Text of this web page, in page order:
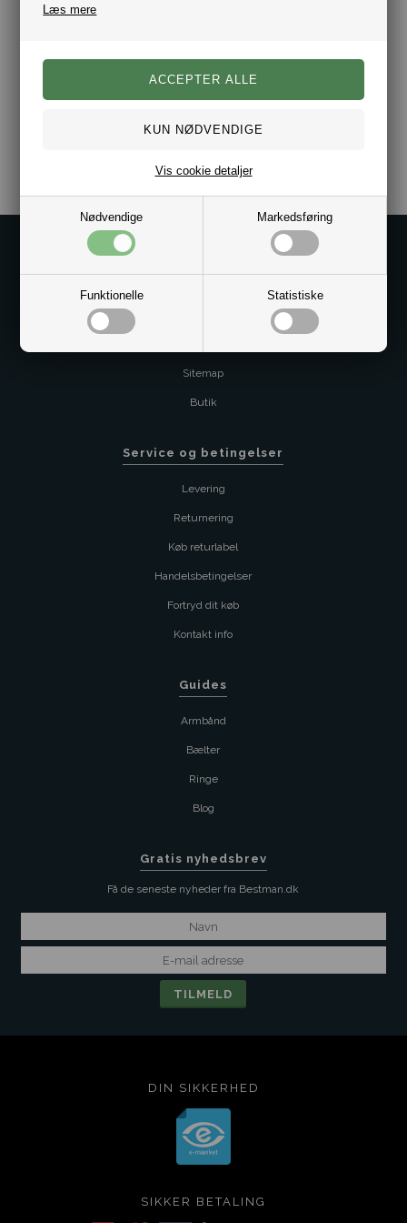
Læs mere
Nødvendige Markedsføring
Funktionelle Statistiske
Vis cookie detaljer
Sitemap
Butik
Service og betingelser
Levering
Returnering
Køb returlabel
Handelsbetingelser
Fortryd dit køb
Kontakt info
Guides
Armbånd
Bælter
Ringe
Blog
Gratis nyhedsbrev
Få de seneste nyheder fra Bestman.dk
DIN SIKKERHED
SIKKER BETALING